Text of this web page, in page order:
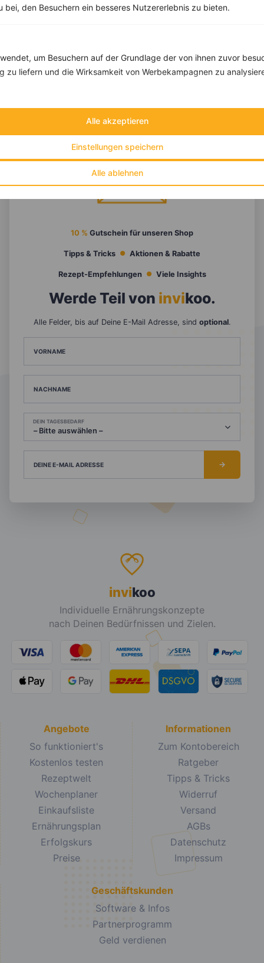
bei, den Besuchern ein besseres Nutzererlebnis zu bieten.
um Besuchern auf der Grundlage der von ihnen zuvor
zu liefern und die Wirksamkeit von Werbekampagnen zu
Alle ablehnen
Einstellungen speichern
Alle akzeptieren
Kohlehydrate:57 g
10 % Gutschein für unseren Shop
Tipps & Tricks Aktionen & Rabatte
Rezept-Empfehlungen Viele Insights
Werde Teil von invikoo.
Alle Felder, bis auf Deine E-Mail Adresse, sind optional.
VORNAME
NACHNAME
DEIN TAGESBEDARF
DEINE E-MAIL ADRESSE
invikoo
Individuelle Ernährungskonzepte
nach Deinen Bedürfnissen und Zielen.
Angebote
So funktioniert's
Kostenlos testen
Rezeptwelt
Wochenplaner
Einkaufsliste
Ernährungsplan
Erfolgskurs
Preise
Informationen
Zum Kontobereich
Ratgeber
Tipps & Tricks
Widerruf
Versand
AGBs
Datenschutz
Impressum
Geschäftskunden
Software & Infos
Partnerprogramm
Geld verdienen